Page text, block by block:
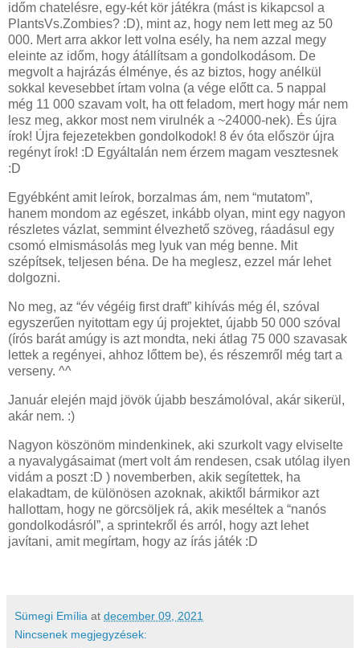
időm chatelésre, egy-két kör játékra (mást is kikapcsol a
PlantsVs.Zombies? :D), mint az, hogy nem lett meg az 50
000. Mert arra akkor lett volna esély, ha nem azzal megy
eleinte az időm, hogy átállítsam a gondolkodásom. De
megvolt a hajrázás élménye, és az biztos, hogy anélkül
sokkal kevesebbet írtam volna (a vége előtt ca. 5 nappal
még 11 000 szavam volt, ha ott feladom, mert hogy már nem
lesz meg, akkor most nem virulnék a ~24000-nek). És újra
írok! Újra fejezetekben gondolkodok! 8 év óta először újra
regényt írok! :D Egyáltalán nem érzem magam vesztesnek
:D
Egyébként amit leírok, borzalmas ám, nem “mutatom”,
hanem mondom az egészet, inkább olyan, mint egy nagyon
részletes vázlat, semmint élvezhető szöveg, ráadásul egy
csomó elmismásolás meg lyuk van még benne. Mit
szépítsek, teljesen béna. De ha meglesz, ezzel már lehet
dolgozni.
No meg, az “év végéig first draft” kihívás még él, szóval
egyszerűen nyitottam egy új projektet, újabb 50 000 szóval
(írós barát amúgy is azt mondta, neki átlag 75 000 szavasak
lettek a regényei, ahhoz lőttem be), és részemről még tart a
verseny. ^^
Január elején majd jövök újabb beszámolóval, akár sikerül,
akár nem. :)
Nagyon köszönöm mindenkinek, aki szurkolt vagy elviselte
a nyavalygásaimat (mert volt ám rendesen, csak utólag ilyen
vidám a poszt :D ) novemberben, akik segítettek, ha
elakadtam, de különösen azoknak, akiktől bármikor azt
hallottam, hogy ne görcsöljek rá, akik meséltek a “nanós
gondolkodásról”, a sprintekről és arról, hogy azt lehet
javítani, amit megírtam, hogy az írás játék :D
Sümegi Emília at december 09, 2021
Nincsenek megjegyzések: